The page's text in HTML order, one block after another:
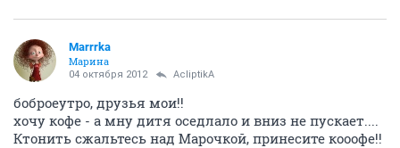
Marrrka
Марина
04 октября 2012 AcliptikA
боброеутро, друзья мои!!
хочу кофе - а мну дитя оседлало и вниз не пускает....
Ктонить сжальтесь над Марочкой, принесите кооофе!!